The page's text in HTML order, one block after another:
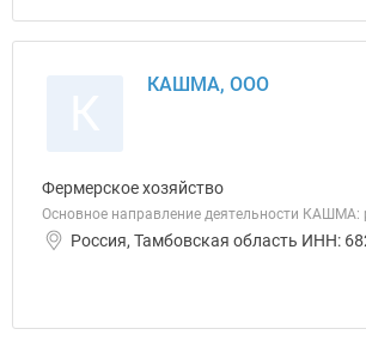
КАШМА, ООО
Фермерское хозяйство
Основное направление деятельности КАШМА:
Россия, Тамбовская область ИНН: